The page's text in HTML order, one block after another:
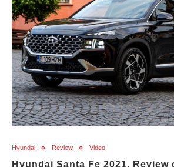
Hyundai Review Video
Hyundai Santa Fe 2021.